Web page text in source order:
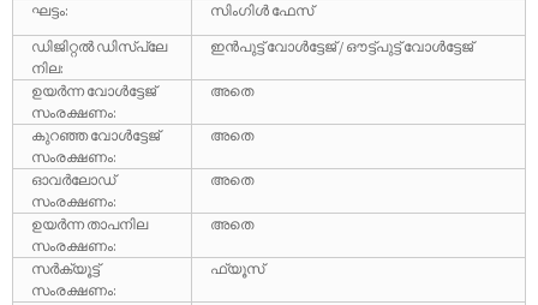
ഘട്ടം:
സിംഗിൾ ഫേസ്
ഡിജിറ്റൽ ഡിസ്പ്ലേ
നില:
ഇൻപുട്ട് വോൾട്ടേജ് / ഔട്ട്പുട്ട് വോൾട്ടേജ്
ഉയർന്ന വോൾട്ടേജ്
സംരക്ഷണം:
അതെ
കുറഞ്ഞ വോൾട്ടേജ്
സംരക്ഷണം:
അതെ
ഓവർലോഡ്
സംരക്ഷണം:
അതെ
ഉയർന്ന താപനില
സംരക്ഷണം:
അതെ
സർക്യൂട്ട്
സംരക്ഷണം:
ഫ്യൂസ്